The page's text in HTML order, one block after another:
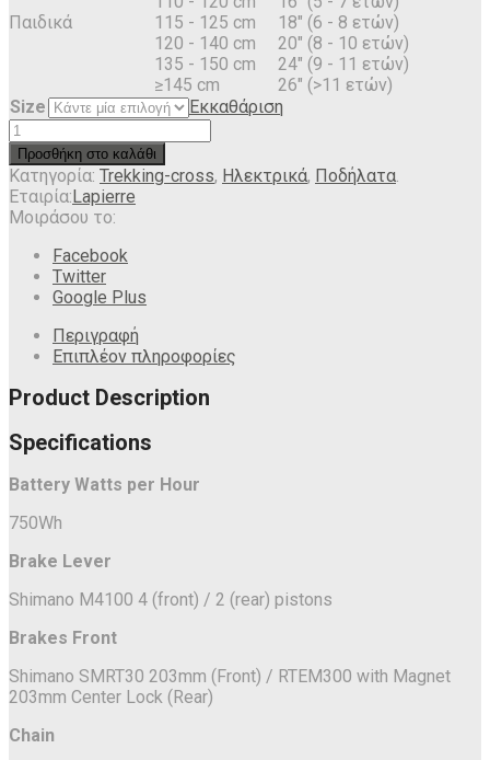
Παιδικά
115 - 125 cm
120 - 140 cm
135 - 150 cm
≥145 cm
18" (6 - 8 ετών)
20" (8 - 10 ετών)
24" (9 - 11 ετών)
26" (>11 ετών)
Size
Εκκαθάριση
Προσθήκη στο καλάθι
Κατηγορία: Trekking-cross, Ηλεκτρικά, Ποδήλατα
Εταιρία:Lapierre
Μοιράσου το:
Facebook
Twitter
Google Plus
Περιγραφή
Επιπλέον πληροφορίες
Product Description
Specifications
Battery Watts per Hour
750Wh
Brake Lever
Shimano M4100 4 (front) / 2 (rear) pistons
Brakes Front
Shimano SMRT30 203mm (Front) / RTEM300 with Magnet
203mm Center Lock (Rear)
Chain